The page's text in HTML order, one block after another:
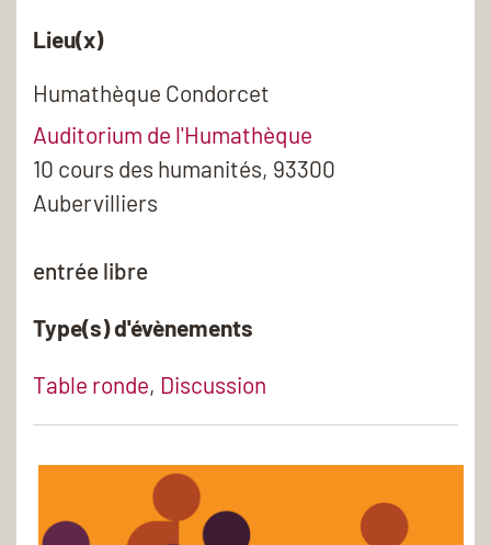
Lieu(x)
Humathèque Condorcet
Auditorium de l'Humathèque
10 cours des humanités, 93300
Aubervilliers
entrée libre
Type(s) d'évènements
Table ronde, Discussion